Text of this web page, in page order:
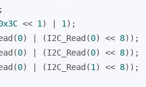
<< 1 ) | 1 );
0) | (I2C_Read(0) << 8));
0) | (I2C_Read(0) << 8));
0) | (I2C_Read(1 ) << 8));